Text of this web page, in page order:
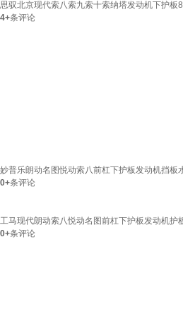
思驭北京现代索八索九索十索纳塔发动机下护
4+条评论
妙普乐朗动名图悦动索八前杠下护板发动机挡
0+条评论
工马现代朗动索八悦动名图前杠下护板发动机护
0+条评论